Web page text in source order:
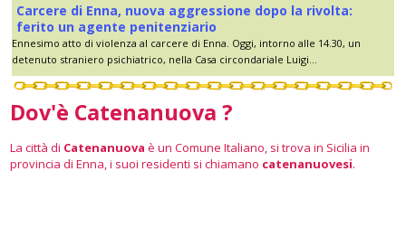
Carcere di Enna, nuova aggressione dopo la rivolta:
ferito un agente penitenziario
Ennesimo atto di violenza al carcere di Enna. Oggi, intorno alle 14.30, un
detenuto straniero psichiatrico, nella Casa circondariale Luigi...
Dov'è Catenanuova ?
La città di Catenanuova è un Comune Italiano, si trova in Sicilia in
provincia di Enna, i suoi residenti si chiamano catenanuovesi.